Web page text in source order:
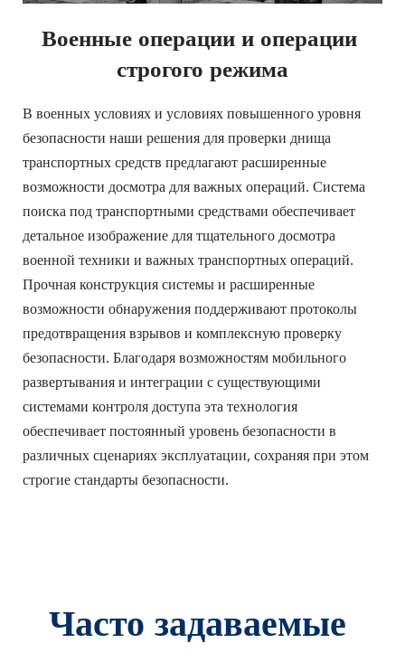
Военные операции и операции
строгого режима
В военных условиях и условиях повышенного уровня
безопасности наши решения для проверки днища
транспортных средств предлагают расширенные
возможности досмотра для важных операций. Система
поиска под транспортными средствами обеспечивает
детальное изображение для тщательного досмотра
военной техники и важных транспортных операций.
Прочная конструкция системы и расширенные
возможности обнаружения поддерживают протоколы
предотвращения взрывов и комплексную проверку
безопасности. Благодаря возможностям мобильного
развертывания и интеграции с существующими
системами контроля доступа эта технология
обеспечивает постоянный уровень безопасности в
различных сценариях эксплуатации, сохраняя при этом
строгие стандарты безопасности.
Часто задаваемые